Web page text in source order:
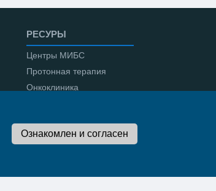
РЕСУРЫ
Центры МИБС
Протонная терапия
Онкоклиника